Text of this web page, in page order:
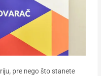
pre nego što stanete